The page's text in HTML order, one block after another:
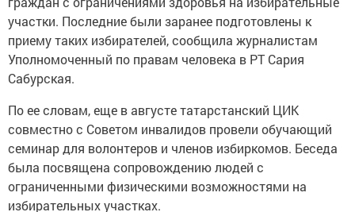
участки. Последние были заранее подготовлены к
приему таких избирателей, сообщила журналистам
Уполномоченный по правам человека в РТ Сария
Сабурская.
По ее словам, еще в августе татарстанский ЦИК
совместно с Советом инвалидов провели обучающий
семинар для волонтеров и членов избиркомов. Беседа
была посвящена сопровождению людей с
ограниченными физическими возможностями на
избирательных участках.